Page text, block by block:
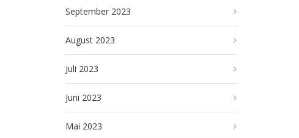
September 2023
August 2023
Juli 2023
Juni 2023
Mai 2023